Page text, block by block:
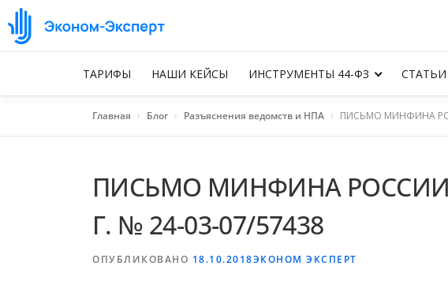
ТАРИФЫ НАШИ КЕЙСЫ ИНСТРУМЕНТЫ 44-ФЗ СТАТЬИ
Главная › Блог › Разъяснения ведомств и НПА › ПИСЬМО МИНФИНА
ПИСЬМО МИНФИНА РОССИИ
Г. № 24-03-07/57438
ОПУБЛИКОВАНО 18.10.2018ЭКОНОМ ЭКСПЕРТ